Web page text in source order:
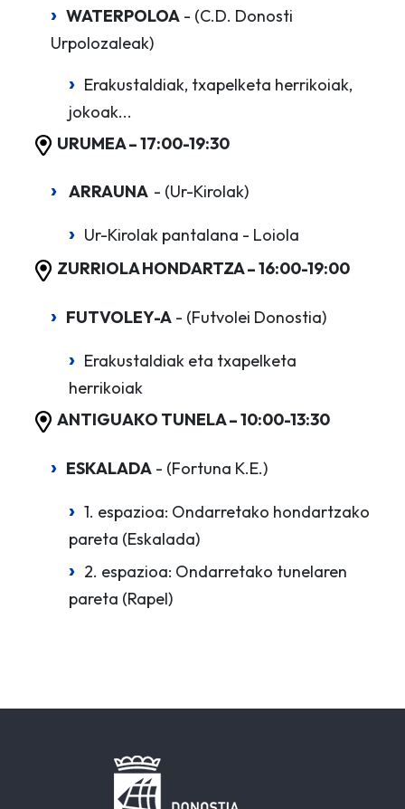
WATERPOLOA - (C.D. Donosti
Urpolozaleak)
Erakustaldiak, txapelketa herrikoiak,
jokoak...
URUMEA – 17:00-19:30
ARRAUNA - (Ur-Kirolak)
Ur-Kirolak pantalana - Loiola
ZURRIOLA HONDARTZA – 16:00-19:00
FUTVOLEY-A - (Futvolei Donostia)
Erakustaldiak eta txapelketa
herrikoiak
ANTIGUAKO TUNELA – 10:00-13:30
ESKALADA - (Fortuna K.E.)
1. espazioa: Ondarretako hondartzako
pareta (Eskalada)
2. espazioa: Ondarretako tunelaren
pareta (Rapel)